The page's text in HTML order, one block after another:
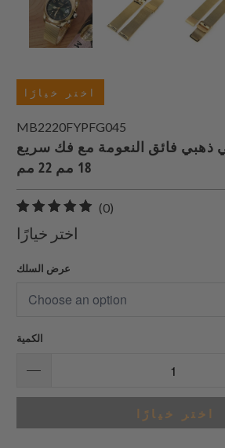
اختر خيارًا
MB2220FYPFG045
فائق النعومة مع فك سريع
18 مم 22 مم
(0)
اختر خيارًا
عرض السلك
الكمية
اختر خيارًا